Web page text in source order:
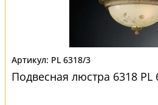
PL 6318/3
Подвесная люстра 6318